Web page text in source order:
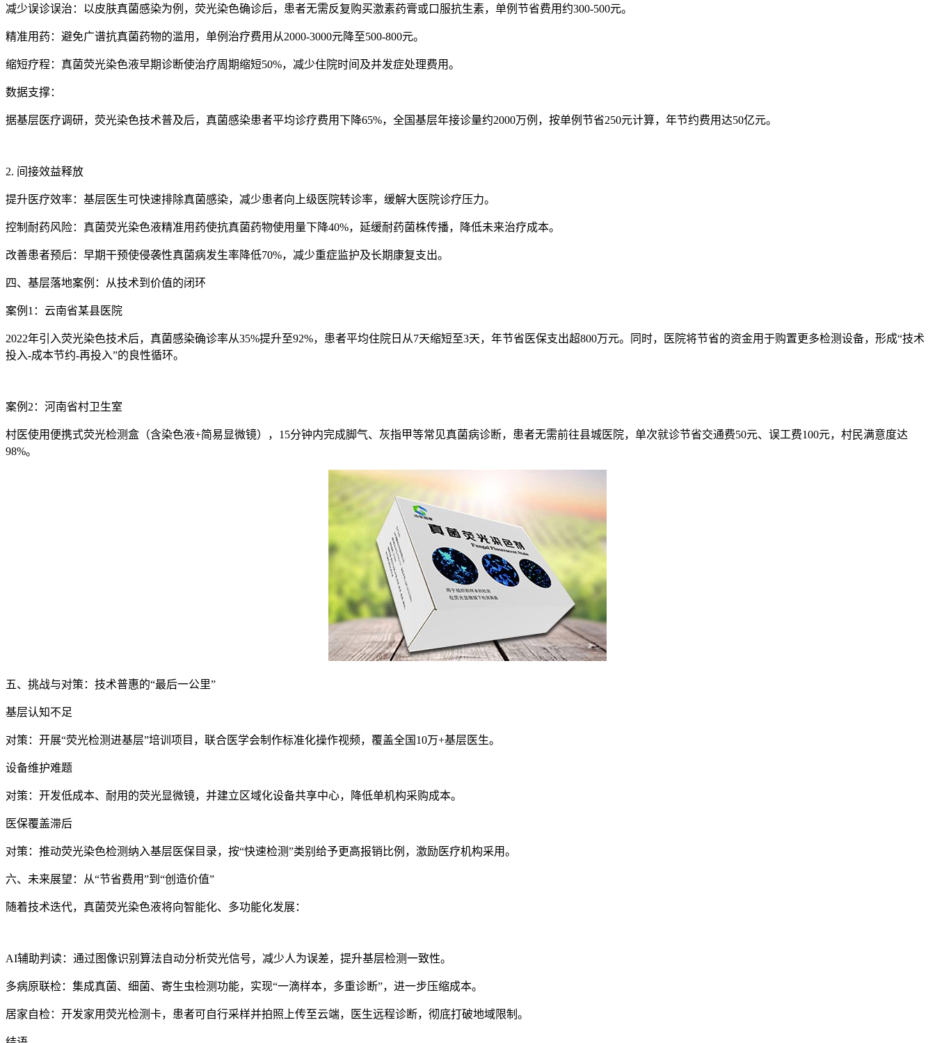
减少误诊误治：以皮肤真菌感染为例，荧光染色确诊后，患者无需反复购买激素药膏或口服抗生素，单例节省费用约300-500元。
精准用药：避免广谱抗真菌药物的滥用，单例治疗费用从2000-3000元降至500-800元。
缩短疗程： 真菌荧光染色液早期诊断使治疗周期缩短50%，减少住院时间及并发症处理费用。
数据支撑：
据基层医疗调研，荧光染色技术普及后，真菌感染患者平均诊疗费用下降65%，全国基层年接诊量约2000万例，按单例节省250元计算，年节约费用达50亿元。
2. 间接效益释放
提升医疗效率：基层医生可快速排除真菌感染，减少患者向上级医院转诊率，缓解大医院诊疗压力。
控制耐药风险： 真菌荧光染色液精准用药使抗真菌药物使用量下降40%，延缓耐药菌株传播，降低未来治疗成本。
改善患者预后：早期干预使侵袭性真菌病发生率降低70%，减少重症监护及长期康复支出。
四、基层落地案例：从技术到价值的闭环
案例1：云南省某县医院
2022年引入荧光染色技术后，真菌感染确诊率从35%提升至92%，患者平均住院日从7天缩短至3天，年节省医保支出超800万元。同时，医院将节省的资金用于购置更多检测设备，形成“技术
投入-成本节约-再投入”的良性循环。
案例2：河南省村卫生室
村医使用便携式荧光检测盒（含染色液+简易显微镜），15分钟内完成脚气、灰指甲等常见真菌病诊断，患者无需前往县城医院，单次就诊节省交通费50元、误工费100元，村民满意度达
98%。
五、挑战与对策：技术普惠的“最后一公里”
基层认知不足
对策：开展“荧光检测进基层”培训项目，联合医学会制作标准化操作视频，覆盖全国10万+基层医生。
设备维护难题
对策：开发低成本、耐用的荧光显微镜，并建立区域化设备共享中心，降低单机构采购成本。
医保覆盖滞后
对策：推动荧光染色检测纳入基层医保目录，按“快速检测”类别给予更高报销比例，激励医疗机构采用。
六、未来展望：从“节省费用”到“创造价值”
随着技术迭代，真菌荧光染色液将向智能化、多功能化发展：
AI辅助判读：通过图像识别算法自动分析荧光信号，减少人为误差，提升基层检测一致性。
多病原联检：集成真菌、细菌、寄生虫检测功能，实现“一滴样本，多重诊断”，进一步压缩成本。
居家自检：开发家用荧光检测卡，患者可自行采样并拍照上传至云端，医生远程诊断，彻底打破地域限制。